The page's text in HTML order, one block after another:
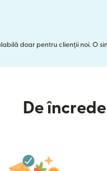
doar pentru clienții noi. O
De